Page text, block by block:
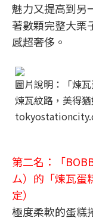
魅力又提高到另
著數顆完整大栗
感超奢侈。
圖片說明：「煉
煉瓦紋路，美得
第二名：「
ム）的「煉瓦蛋
定）
極度柔軟的蛋糕